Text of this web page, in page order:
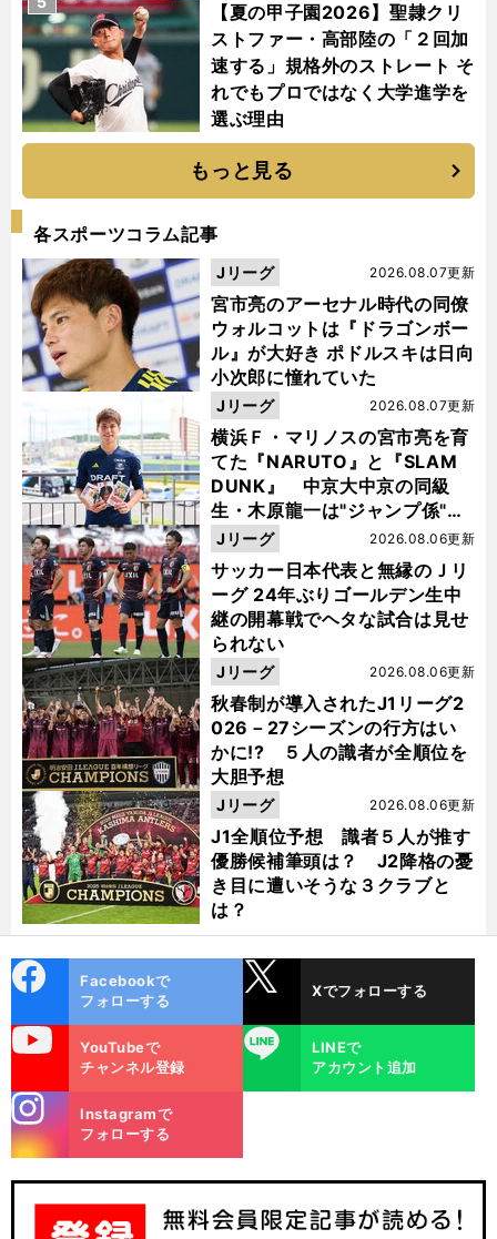
【夏の甲子園2026】聖隷クリ
ストファー・高部陸の「２回加
速する」規格外のストレート そ
れでもプロではなく大学進学を
選ぶ理由
もっと見る
各スポーツコラム記事
宮市亮のアーセナル時代の同僚
ウォルコットは『ドラゴンボー
ル』が大好き ポドルスキは日向
小次郎に憧れていた
2026.08.07更新
Jリーグ
横浜Ｆ・マリノスの宮市亮を育
てた『NARUTO』と『SLAM
DUNK』 中京大中京の同級
生・木原龍一は"ジャンプ係"だ
った
2026.08.07更新
Jリーグ
サッカー日本代表と無縁のＪリ
ーグ 24年ぶりゴールデン生中
継の開幕戦でヘタな試合は見せ
られない
2026.08.06更新
Jリーグ
秋春制が導入されたJ1リーグ2
026－27シーズンの行方はい
かに!? ５人の識者が全順位を
大胆予想
2026.08.06更新
Jリーグ
J1全順位予想 識者５人が推す
優勝候補筆頭は？ J2降格の憂
き目に遭いそうな３クラブと
は？
2026.08.06更新
Jリーグ
ok
Facebookで
フォローする
Xでフォローする
YouTubeで
チャンネル登録
LINE
LINEで
アカウント追加
m
Instagramで
フォローする